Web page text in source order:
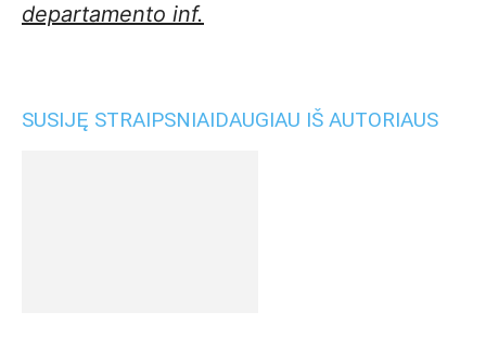
departamento inf.
SUSIJĘ STRAIPSNIAIDAUGIAU IŠ AUTORIAUS